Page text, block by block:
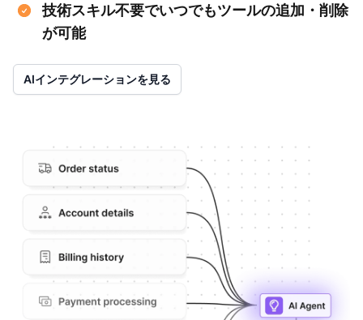
技術スキル不要でいつでもツールの追加・削除
が可能
AIインテグレーションを見る